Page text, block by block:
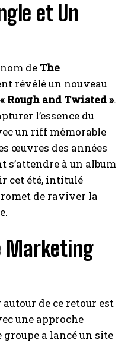
IN
des emails sur le
les employés
et Un
de The
révélé un nouveau
« Rough and Twisted ».
l’essence du
un riff mémorable
œuvres des années
s’attendre à un album
cet été, intitulé
de raviver la
Marketing
de ce retour est
une approche
groupe a lancé un site